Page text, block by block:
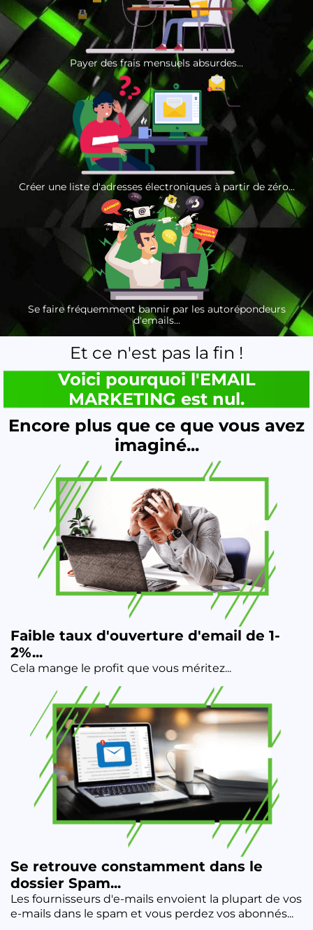
Payer des frais mensuels absurdes...
Créer une liste d'adresses électroniques à partir de zéro...
Se faire fréquemment bannir par les autorépondeurs
d'emails...
Et ce n'est pas la fin !
Voici pourquoi l'EMAIL
MARKETING est nul.
Encore plus que ce que vous avez
imaginé...
Faible taux d'ouverture d'email de 1-
2%...
Cela mange le profit que vous méritez...
Se retrouve constamment dans le
dossier Spam...
Les fournisseurs d'e-mails envoient la plupart de vos
e-mails dans le spam et vous perdez vos abonnés...